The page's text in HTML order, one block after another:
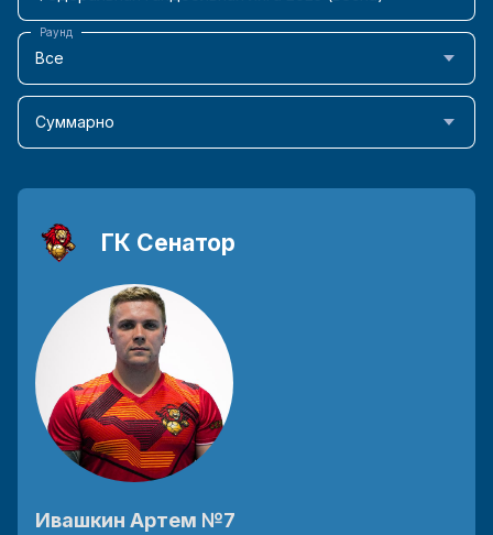
Все
Раунд
Суммарно
ГК Сенатор
Ивашкин Артем №7